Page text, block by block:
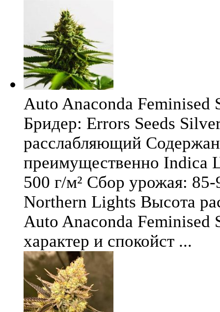
Auto Anaconda Feminised
Бридер: Errors Seeds
расслабляющий
преимущественно Indica
500 г/м² Сбор урожая:
Northern Lights Высота
Auto Anaconda
характер и спокойст ...